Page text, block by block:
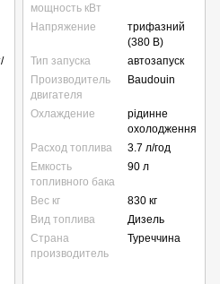
мощность кВт
Напряжение
трифазний
(380 В)
Тип запуска
автозапуск
Производитель
двигателя
Baudouin
Охлаждение
рідинне
охолодження
Расход топлива
3.7 л/год
Емкость
топливного бака
90 л
Вес кг
830 кг
Вид топлива
Дизель
Страна
производитель
Туреччина